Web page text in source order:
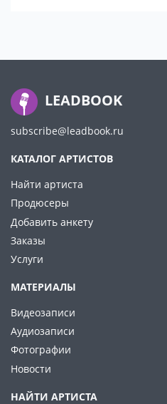
LEADBOOK
subscribe@leadbook.ru
КАТАЛОГ АРТИСТОВ
Найти артиста
Продюсеры
Добавить анкету
Заказы
Услуги
МАТЕРИАЛЫ
Видеозаписи
Аудиозаписи
Фотографии
Новости
НАЙТИ АРТИСТА